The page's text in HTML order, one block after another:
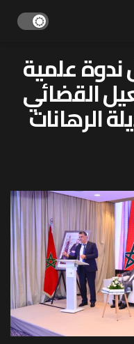
علمية
القضائي
الرهانات